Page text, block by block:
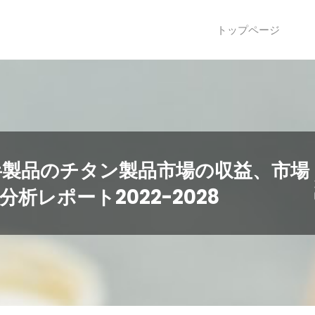
トップページ
品のチタン製品市場の収益、市場
析レポート2022-2028